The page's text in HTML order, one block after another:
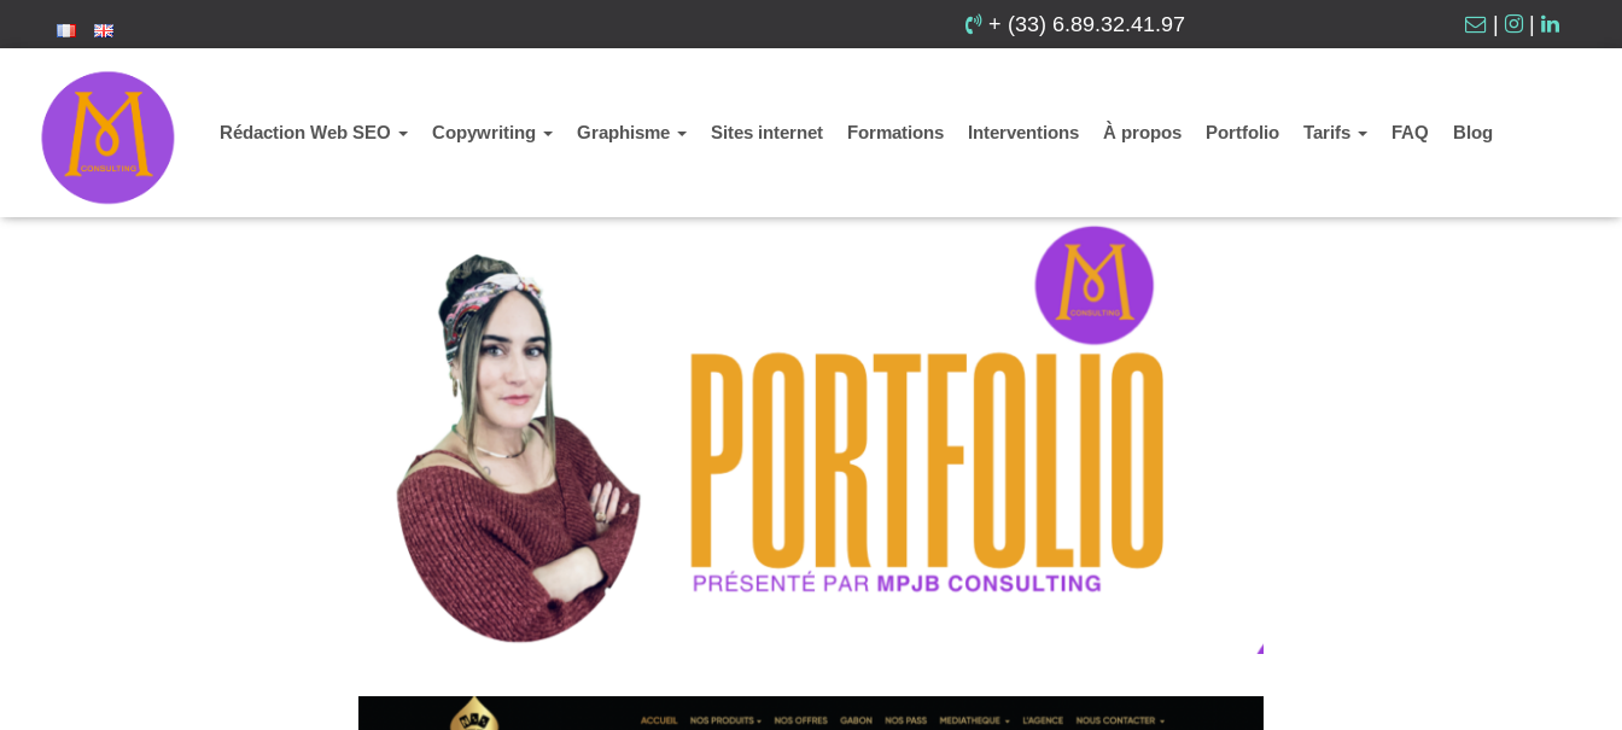
+ (33) 6.89.32.41.97
Rédaction Web SEO Copywriting Graphisme Sites internet Formations Interventions À propos Portfolio Tarifs FAQ Blog